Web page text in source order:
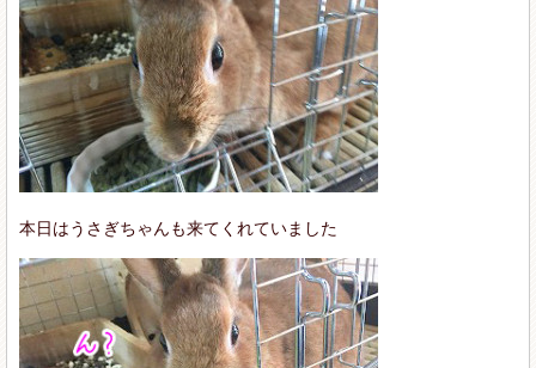
本日はうさぎちゃんも来てくれていました